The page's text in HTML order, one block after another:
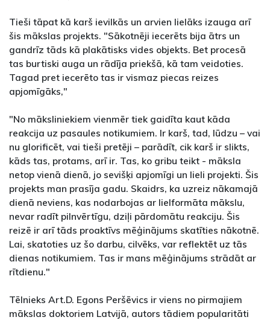
Tieši tāpat kā karš ievilkās un arvien lielāks izauga arī
šis mākslas projekts. "Sākotnēji iecerēts bija ātrs un
gandrīz tāds kā plakātisks vides objekts. Bet procesā
tas burtiski auga un rādīja priekšā, kā tam veidoties.
Tagad pret iecerēto tas ir vismaz piecas reizes
apjomīgāks,"
"No māksliniekiem vienmēr tiek gaidīta kaut kāda
reakcija uz pasaules notikumiem. Ir karš, tad, lūdzu – vai
nu glorificēt, vai tieši pretēji – parādīt, cik karš ir slikts,
kāds tas, protams, arī ir. Tas, ko gribu teikt - māksla
netop vienā dienā, jo sevišķi apjomīgi un lieli projekti. Šis
projekts man prasīja gadu. Skaidrs, ka uzreiz nākamajā
dienā neviens, kas nodarbojas ar lielformāta mākslu,
nevar radīt pilnvērtīgu, dziļi pārdomātu reakciju. Šis
reizē ir arī tāds proaktīvs mēģinājums skatīties nākotnē.
Lai, skatoties uz šo darbu, cilvēks, var reflektēt uz tās
dienas notikumiem. Tas ir mans mēģinājums strādāt ar
rītdienu."
Tēlnieks Art.D. Egons Peršēvics ir viens no pirmajiem
mākslas doktoriem Latvijā, autors tādiem popularitāti